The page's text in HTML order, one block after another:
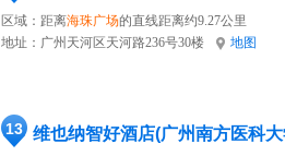
区域：距离海珠广场的直线距离约9.27公里
地址： 广州天河区天河路236号30楼 地图
13 维也纳智好酒店(广州南方医科